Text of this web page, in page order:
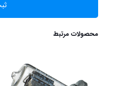
محصولات مرتبط